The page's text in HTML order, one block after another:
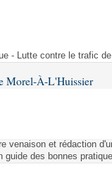
- Lutte contre le trafic
Morel-À-L'Huissier
venaison et rédaction
guide des bonnes